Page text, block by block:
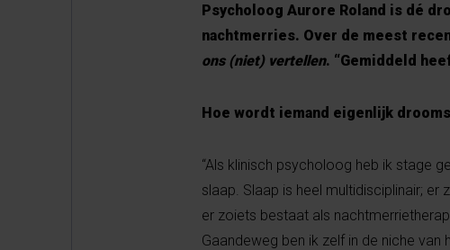
Psycholoog Aurore Roland is dé
nachtmerries. Over de meest
ons (niet) vertellen. “Gemiddeld
Hoe wordt iemand eigenlijk
“Als klinisch psycholoog heb ik stage
slaap. Slaap is heel multidisciplinair;
er zoiets bestaat als
Gaandeweg ben ik zelf in de niche van